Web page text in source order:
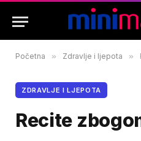
Početna » Zdravlje i ljepota »
ZDRAVLJE I LJEPOTA
Recite